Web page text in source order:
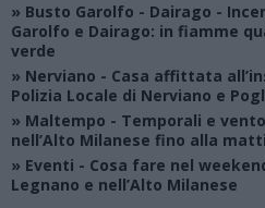
» Busto Garolfo - Dairago -
Garolfo e Dairago: in fiamme
verde
» Nerviano - Casa affittata
Polizia Locale di Nerviano e
» Maltempo - Temporali e
nell’Alto Milanese fino alla
» Eventi - Cosa fare nel
Legnano e nell’Alto Milanese